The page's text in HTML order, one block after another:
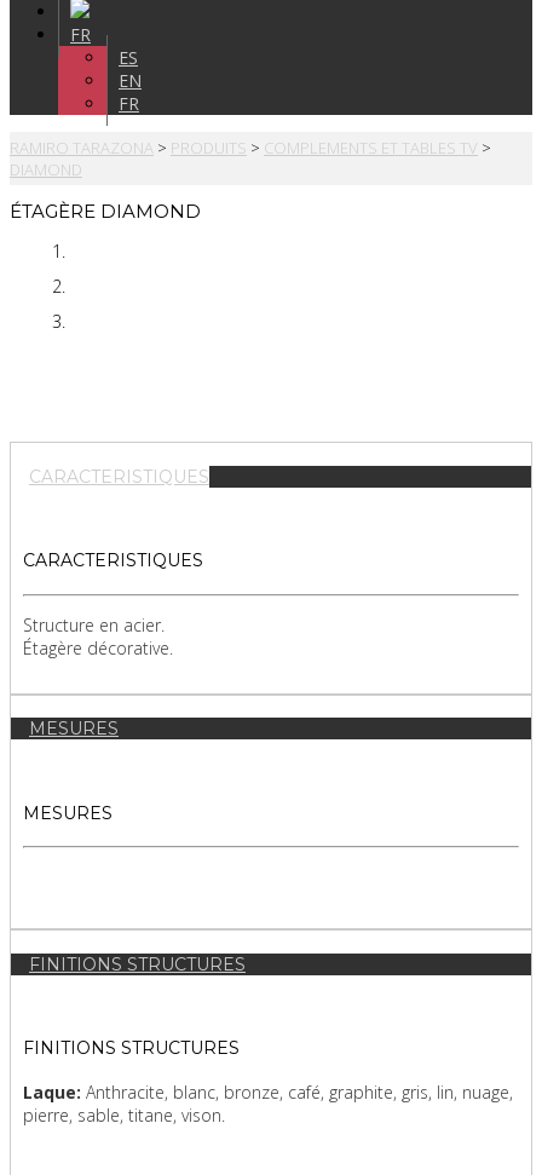
FR
ES
EN
FR
RAMIRO TARAZONA > PRODUITS > COMPLEMENTS ET TABLES TV >
DIAMOND
ÉTAGÈRE DIAMOND
CARACTERISTIQUES
CARACTERISTIQUES
Structure en acier.
Étagère décorative.
MESURES
MESURES
FINITIONS STRUCTURES
FINITIONS STRUCTURES
Laque: Anthracite, blanc, bronze, café, graphite, gris, lin, nuage,
pierre, sable, titane, vison.